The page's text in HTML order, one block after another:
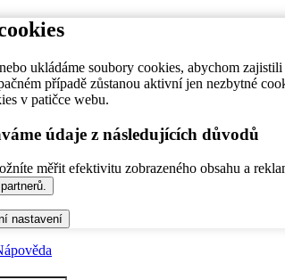
ukládáme soubory cookies, abychom
případě zůstanou aktivní jen nezbytné
v patičce webu.
údaje z následujících důvodů
měřit efektivitu zobrazeného obsahu a
nastavení